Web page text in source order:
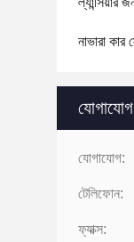
নাভারা কার
যোগাযোগ
যোগাযোগ:
টেলিফোন:
ফ্যাক্স: